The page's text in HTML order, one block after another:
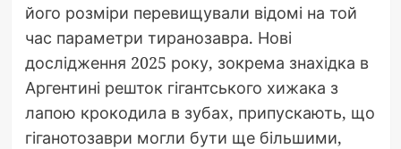
його розміри перевищували відомі на той
час параметри тиранозавра. Нові
дослідження 2025 року, зокрема знахідка в
Аргентині решток гігантського хижака з
лапою крокодила в зубах, припускають, що
гіганотозаври могли бути ще більшими,